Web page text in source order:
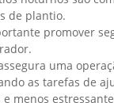
noturnos são
de plantio.
promover